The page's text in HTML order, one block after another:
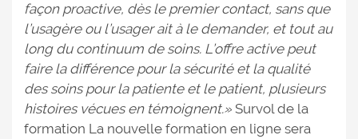
façon proactive, dès le premier contact, sans que
l’usagère ou l’usager ait à le demander, et tout au
long du continuum de soins. L’offre active peut
faire la différence pour la sécurité et la qualité
des soins pour la patiente et le patient, plusieurs
histoires vécues en témoignent.» Survol de la
formation La nouvelle formation en ligne sera